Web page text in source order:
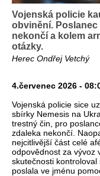
Vojenská policie
obvinění. Poslanec
nekončí a kolem
otázky.
Herec Ondřej Vetchý
4.červenec 2026 -
Vojenská policie sice
sbírky Nemesis na
trestný čin, pro
zdaleka nekončí.
nejcitlivější část celé
odpovědnost za vývoz
skutečnosti
poslala ve jménu